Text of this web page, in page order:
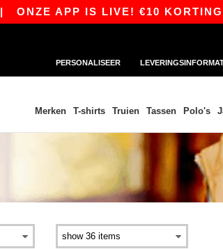
ONZE APP IS LIVE! €10 KORTING
PERSONALISEER
Merken T-shirts Truien Tassen Polo's